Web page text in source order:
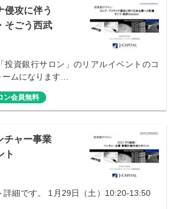
侵攻に伴う
そごう西武
投資銀行サロン」のリアルイベントのコ
ムになります…
ン会員無料
チャー事業
ト
詳細です。 1月29日（土）10:20-13:50